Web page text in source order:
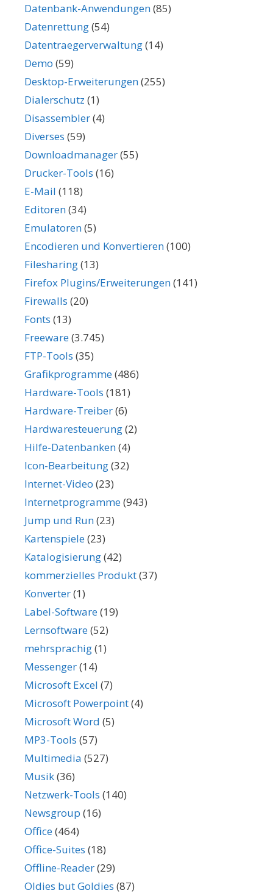
Datenbank-Anwendungen(85)
Datenrettung(54)
Datentraegerverwaltung(14)
Demo (59)
Desktop-Erweiterungen(255)
Dialerschutz (1)
Disassembler(4)
Diverses (59)
Downloadmanager(55)
Drucker-Tools (16)
E-Mail (118)
Editoren(34)
Emulatoren(5)
Encodieren und Konvertieren(100)
Filesharing(13)
Firefox Plugins/Erweiterungen(141)
Firewalls (20)
Fonts (13)
Freeware(3.745)
FTP-Tools (35)
Grafikprogramme(486)
Hardware-Tools (181)
Hardware-Treiber(6)
Hardwaresteuerung(2)
Hilfe-Datenbanken(4)
Icon-Bearbeitung(32)
Internet-Video (23)
Internetprogramme(943)
Jump und Run(23)
Kartenspiele(23)
Katalogisierung(42)
kommerzielles Produkt(37)
Konverter(1)
Label-Software(19)
Lernsoftware(52)
mehrsprachig(1)
Messenger(14)
Microsoft Excel (7)
Microsoft Powerpoint(4)
Microsoft Word (5)
MP3-Tools (57)
Multimedia (527)
Musik(36)
Netzwerk-Tools (140)
Newsgroup (16)
Office(464)
Office-Suites (18)
Offline-Reader(29)
Oldies but Goldies (87)